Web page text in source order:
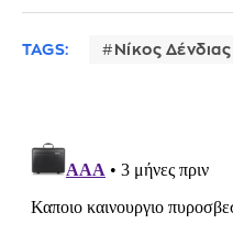
TAGS: Νίκος Δένδιας